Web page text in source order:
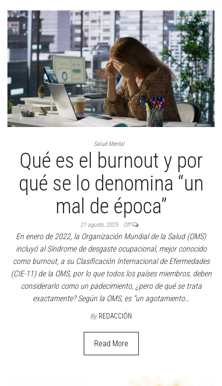
Salud Mental
Qué es el burnout y por
qué se lo denomina “un
mal de época”
21 agosto, 2025 Off
En enero de 2022, la Organización Mundial de la Salud (OMS)
incluyó al Síndrome de desgaste ocupacional, mejor conocido
como burnout, a su Clasificación Internacional de Efermedades
(CIE-11) de la OMS, por lo que todos los países miembros, deben
considerarlo como un padecimiento, ¿pero de qué se trata
exactamente? Según la OMS, es “un agotamiento…
By REDACCIÓN
Read More